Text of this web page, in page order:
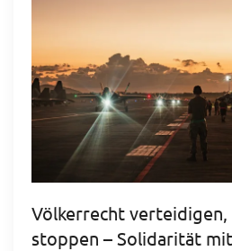
Völkerrecht
stoppen – Solidarität